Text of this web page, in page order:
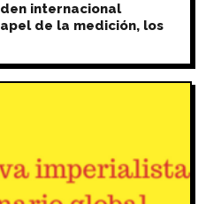
internacional
de la medición, los